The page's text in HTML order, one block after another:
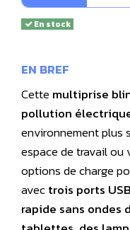
En stock
EN BREF
Cettemultiprise
pollution
environnement plus
espace de travail ou
options de charge
avectrois ports
rapide sans ondes